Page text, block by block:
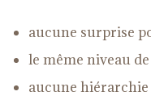
aucune surprise
le même niveau
aucune